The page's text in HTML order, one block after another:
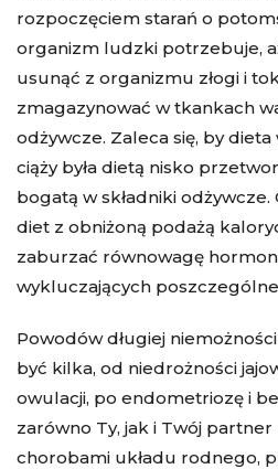
rozpoczęciem starań o
organizm ludzki potrzebuje,
usunąć z organizmu złogi i
zmagazynować w tkankach
odżywcze. Zaleca się, by
ciąży była dietą nisko
bogatą w składniki
diet z obniżoną podażą
zaburzać równowagę
wykluczających
Powodów długiej
być kilka, od niedrożności
owulacji, po endometriozę i
zarówno Ty, jak i Twój
chorobami układu rodnego,